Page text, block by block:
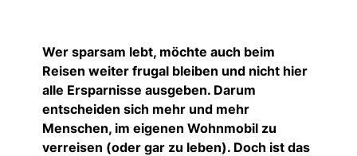
Wer sparsam lebt, möchte auch beim
Reisen weiter frugal bleiben und nicht hier
alle Ersparnisse ausgeben. Darum
entscheiden sich mehr und mehr
Menschen, im eigenen Wohnmobil zu
verreisen (oder gar zu leben). Doch ist das